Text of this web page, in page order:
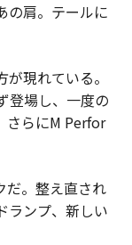
の肩。テールに
現れている。
登場し、一度の
さらにM Perfor
だ。整え直され
ランプ、新しい